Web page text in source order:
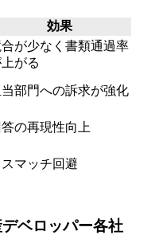
効果
が少なく書類通過率
がる
部門への訴求が強化
答の再現性向上
スマッチ回避
ベロッパー各社